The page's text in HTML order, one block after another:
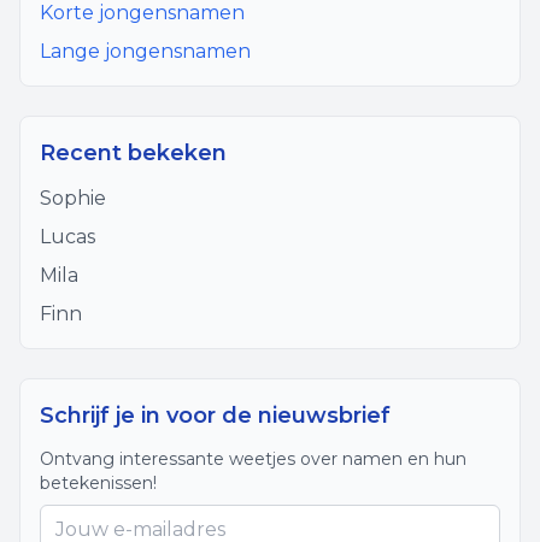
Korte jongensnamen
Lange jongensnamen
Recent bekeken
Sophie
Lucas
Mila
Finn
Schrijf je in voor de nieuwsbrief
Ontvang interessante weetjes over namen en hun
betekenissen!